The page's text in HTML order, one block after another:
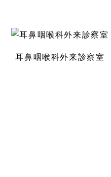
耳鼻咽喉科外来診察室